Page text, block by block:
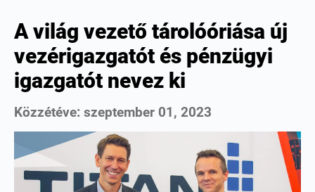
A világ vezető tárolóóriása új
vezérigazgatót és pénzügyi
igazgatót nevez ki
Közzétéve: szeptember 01, 2023